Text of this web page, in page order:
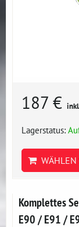
187 €
Lagerstatus:
WÄHLEN
Komplettes
E90 / E91 /